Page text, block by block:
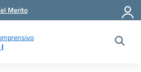
Merito